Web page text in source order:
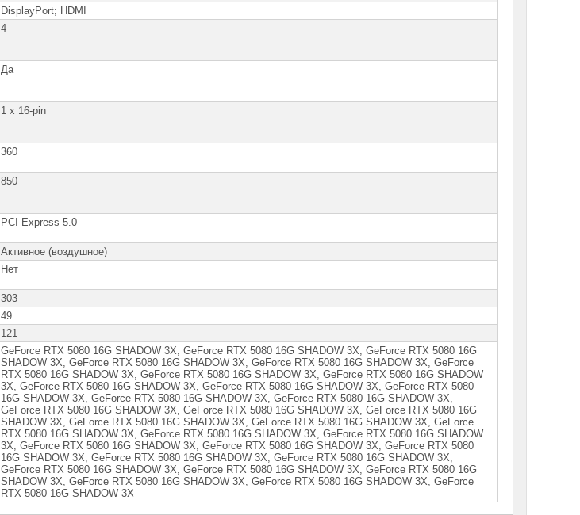
DisplayPort; HDMI
4
Да
1 x 16-pin
360
850
PCI Express 5.0
Активное (воздушное)
Нет
303
49
121
GeForce RTX 5080 16G SHADOW 3X, GeForce RTX 5080 16G SHADOW 3X, GeForce RTX 5080 16G
SHАDOW 3X, GeForce RTX 5080 16G SНАDOW 3X, GeForce RTX 5080 16G SНАDOW 3X, GeForce
RTX 5080 16G SНАDОW 3X, GeForce RTX 5080 16G SНАDОW 3X, GeForce RTX 5080 16G SНАDОW
3X, GeForce RTX 5080 16G SНАDОW 3X, GeForce RТX 5080 16G SНАDОW 3X, GeForce RТX 5080
16G SНАDОW 3X, GeForce RТX 5080 16G SНАDОW 3X, GeForce RТX 5080 16G SНАDОW 3X,
GeForce RТX 5080 16G SНАDОW 3X, GeForce RТX 5080 16G SНАDОW 3X, GeForce RТX 5080 16G
SНАDОW 3X, GeForce RТX 5080 16G SНАDОW 3X, GeForce RТХ 5080 16G SНАDОW 3Х, GeForce
RТХ 5080 16G SНАDОW 3Х, GeForce RТХ 5080 16G SНАDОW 3Х, GeForce RТХ 5080 16G SНАDОW
3Х, GeForce RТХ 5080 16G SНАDОW 3Х, GeForce RТХ 5080 16G SНАDОW 3Х, GeForce RТХ 5080
16G SНАDОW 3Х, GeForce RТХ 5080 16G SНАDОW 3Х, GeForce RТХ 5080 16G SНАDОW 3Х,
GeForce RТХ 5080 16G SНАDОW 3Х, GeForce RТХ 5080 16G SНАDОW 3Х, GeForce RТХ 5080 16G
SНАDОW 3Х, GeForce RТХ 5080 16G SНАDОW 3Х, GeForce RТХ 5080 16G SНАDОW 3Х, GeForce
RТХ 5080 16G SНАDОW 3Х